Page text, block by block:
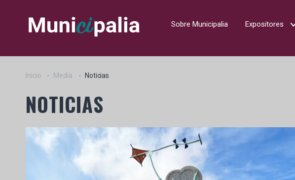
Sobre Municipalia Expositores
Inicio Media Noticias
NOTICIAS